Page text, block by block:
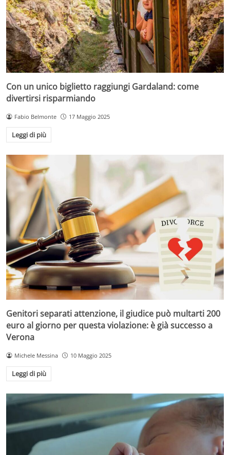
Con un unico biglietto raggiungi Gardaland: come
divertirsi risparmiando
Fabio Belmonte 17 Maggio 2025
Leggi di più
Genitori separati attenzione, il giudice può multarti 200
euro al giorno per questa violazione: è già successo a
Verona
Michele Messina 10 Maggio 2025
Leggi di più